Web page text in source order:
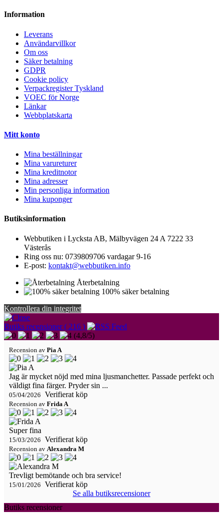
Information
Leverans
Användarvillkor
Om oss
Säker betalning
GDPR
Cookie policy
Verpackregister Tyskland
VOEC för Norge
Länkar
Webbplatskarta
Mitt konto
Mina beställningar
Mina varureturer
Mina kreditnotor
Mina adresser
Min personliga information
Mina kuponger
Butiksinformation
Webbutiken i Lycksta AB, Mälbyvägen 24 A 7222 33
Västerås
Ring oss nu: 0739809706 vardagar 9-16
E-post: kontakt@webbutiken.info
Återbetalning
100% säker betalning
Kontrollera din integritet
Butiks recensioner ( 216 )
(4,8/5)
Recension av Pia A
Jag är mycket nöjd med mina ljusmanchetter. Passade perfekt och
väldigt fina färger. Pryder sin ...
05/04/2026 Verifierat köp
Recension av Frida A
Super fina
15/03/2026 Verifierat köp
Recension av Alexandra M
Trevligt bemötande och bra service!
15/01/2026 Verifierat köp
Se alla butiksrecensioner
Butiks recensioner